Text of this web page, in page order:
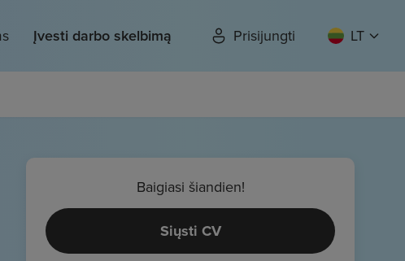
Įvesti darbo skelbimą Prisijungti LT
Baigiasi šiandien!
Siųsti CV